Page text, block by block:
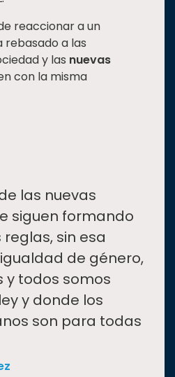
reaccionar a un
rebasado a las
y las nuevas
con la misma
las nuevas
siguen formando
sin esa
de género,
y todos somos
y donde los
son para todas